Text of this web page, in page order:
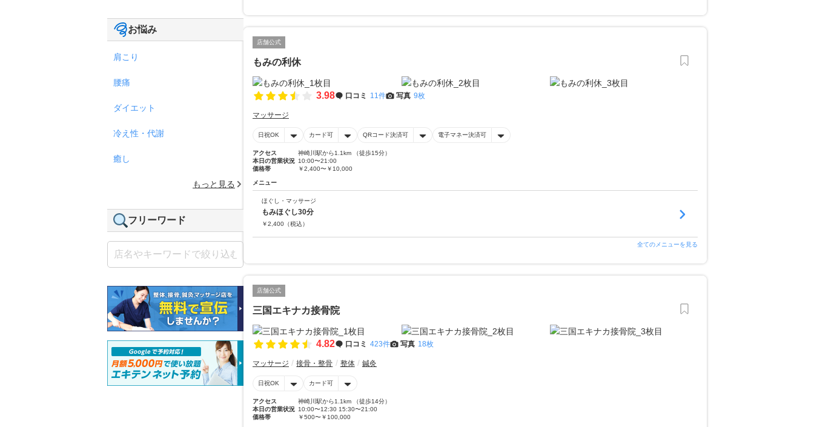
店舗公式
もみの利休
3.98 口コミ 11件 写真 9枚
マッサージ
日祝OK カード可 QRコード決済可 電子マネー決済可
アクセス
神崎川駅から1.1km （徒歩15分）
本日の営業状況 10:00〜21:00
価格帯
￥2,400〜￥10,000
メニュー
ほぐし・マッサージ
もみほぐし30分
￥2,400 （税込）
全てのメニューを見る
店舗公式
三国エキナカ接骨院
4.82 口コミ 423件 写真 18枚
マッサージ 接骨・整骨 整体 鍼灸
日祝OK カード可
アクセス
神崎川駅から1.1km （徒歩14分）
本日の営業状況 10:00〜12:30 15:30〜21:00
価格帯
￥500〜￥100,000
お悩み
肩こり
腰痛
ダイエット
冷え性・代謝
癒し
もっと見る
フリーワード